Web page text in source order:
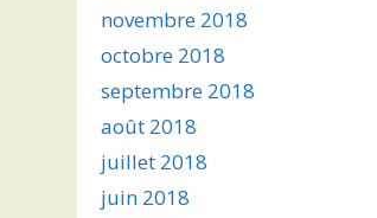
novembre 2018
octobre 2018
septembre 2018
août 2018
juillet 2018
juin 2018